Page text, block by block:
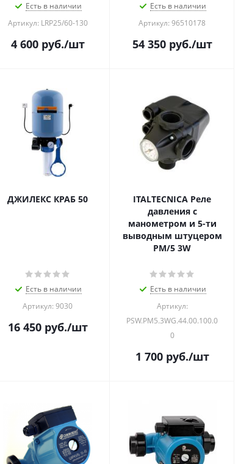
Есть в наличии
Артикул: LRP25/60-130
4 600руб./шт
Есть в наличии
Артикул: 96510178
54 350руб./шт
ДЖИЛЕКС КРАБ 50
Есть в наличии
Артикул: 9030
16 450руб./шт
ITALTECNICA Реле
давления с
манометром и 5-ти
выводным штуцером
PM/5 3W
Есть в наличии
Артикул:
PSW.PM5.3WG.44.00.100.0
0
1 700руб./шт